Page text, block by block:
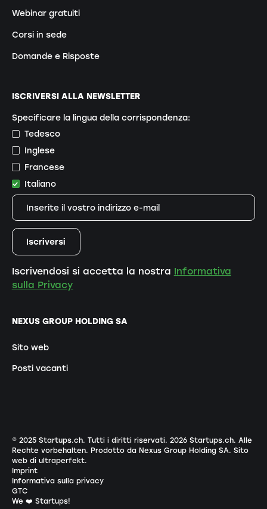
Webinar gratuiti
Corsi in sede
Domande e Risposte
NEXUS GROUP HOLDING SA
Sito web
Posti vacanti
ISCRIVERSI ALLA NEWSLETTER
Specificare la lingua della corrispondenza:
Tedesco
Inglese
Francese
Italiano
Iscrivendosi si accetta la nostra Informativa
sulla Privacy
© 2025 Startups.ch. Tutti i diritti riservati. 2026Startups.ch. Alle
Rechte vorbehalten. Prodotto da Nexus Group Holding SA. Sito
web di ultraperfekt.
Imprint
Informativa sulla privacy
GTC
We ❤️ Startups!